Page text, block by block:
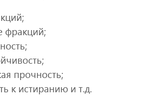
фракций;
прочность;
к истиранию и т.д.